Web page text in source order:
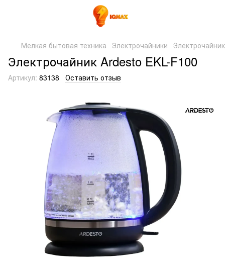
Мелкая бытовая техника Электрочайники
Электрочайник Ardesto EKL-F100
Артикул: 83138 Оставить отзыв